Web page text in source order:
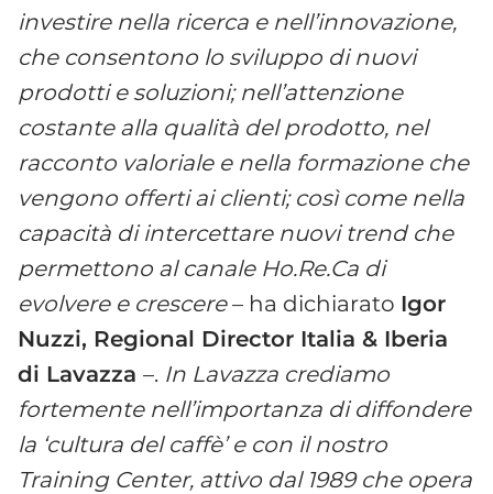
investire nella ricerca e nell’innovazione,
che consentono lo sviluppo di nuovi
prodotti e soluzioni; nell’attenzione
costante alla qualità del prodotto, nel
racconto valoriale e nella formazione che
vengono offerti ai clienti; così come nella
capacità di intercettare nuovi trend che
permettono al canale Ho.Re.Ca di
evolvere e crescere– ha dichiarato Igor
Nuzzi, Regional Director Italia & Iberia
di Lavazza –. In Lavazza crediamo
fortemente nell’importanza di diffondere
la ‘cultura del caffè’ e con il nostro
Training Center, attivo dal 1989 che opera